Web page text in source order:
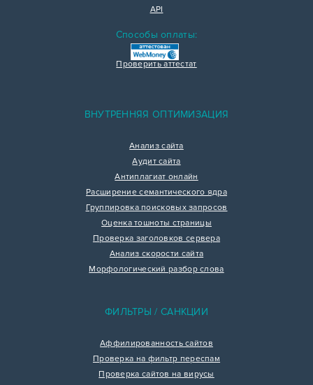
API
Способы оплаты:
Проверить аттестат
ВНУТРЕННЯЯ ОПТИМИЗАЦИЯ
Анализ сайта
Аудит сайта
Антиплагиат онлайн
Расширение семантического ядра
Группировка поисковых запросов
Оценка тошноты страницы
Проверка заголовков сервера
Анализ скорости сайта
Морфологический разбор слова
ФИЛЬТРЫ / САНКЦИИ
Аффилированность сайтов
Проверка на фильтр переспам
Проверка сайтов на вирусы